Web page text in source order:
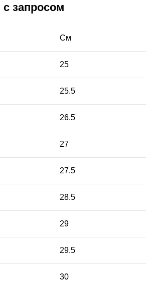
с запросом
См
25
25.5
26.5
27
27.5
28.5
29
29.5
30